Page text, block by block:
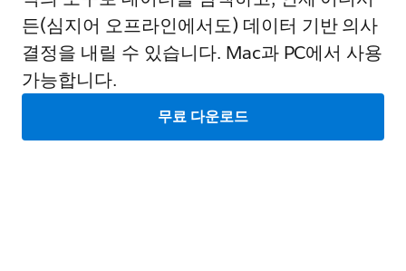
든(심지어 오프라인에서도) 데이터 기반 의사
결정을 내릴 수 있습니다. Mac과 PC에서 사용
가능합니다.
무료 다운로드